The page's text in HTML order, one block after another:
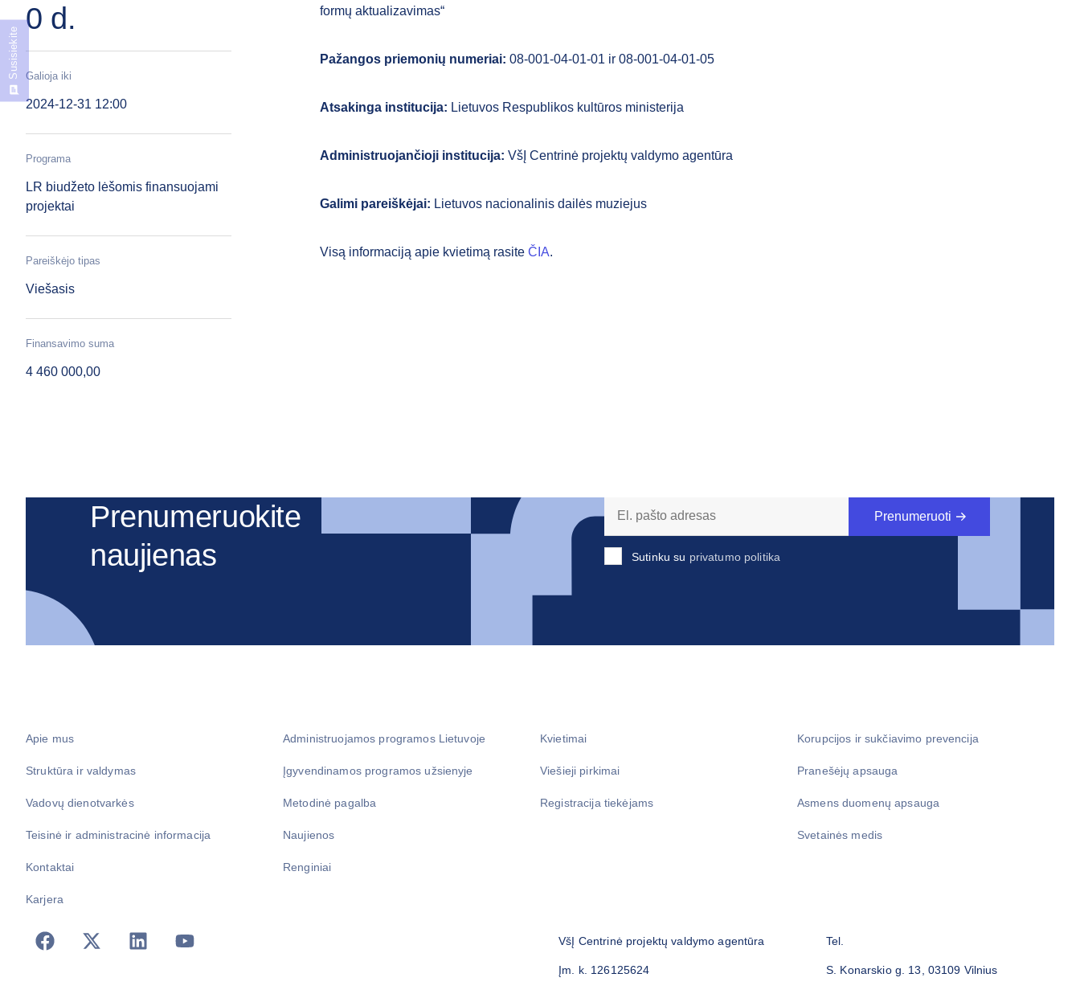
0 d.
Galioja iki
2024-12-31 12:00
Programa
LR biudžeto lėšomis finansuojami
projektai
Pareiškėjo tipas
Viešasis
Finansavimo suma
4 460 000,00
formų aktualizavimas“
Pažangos priemonių numeriai: 08-001-04-01-01 ir 08-001-04-01-05
Atsakinga institucija: Lietuvos Respublikos kultūros ministerija
Administruojančioji institucija: VšĮ Centrinė projektų valdymo agentūra
Galimi pareiškėjai: Lietuvos nacionalinis dailės muziejus
Visą informaciją apie kvietimą rasite ČIA.
Prenumeruokite
naujienas
Sutinku su privatumo politika
Prenumeruoti
Apie mus
Struktūra ir valdymas
Vadovų dienotvarkės
Teisinė ir administracinė informacija
Kontaktai
Karjera
Administruojamos programos Lietuvoje
Įgyvendinamos programos užsienyje
Metodinė pagalba
Naujienos
Renginiai
Kvietimai
Viešieji pirkimai
Registracija tiekėjams
Korupcijos ir sukčiavimo prevencija
Pranešėjų apsauga
Asmens duomenų apsauga
Svetainės medis
VšĮ Centrinė projektų valdymo agentūra
Įm. k. 126125624
Tel.
S. Konarskio g. 13, 03109 Vilnius
Susisiekite